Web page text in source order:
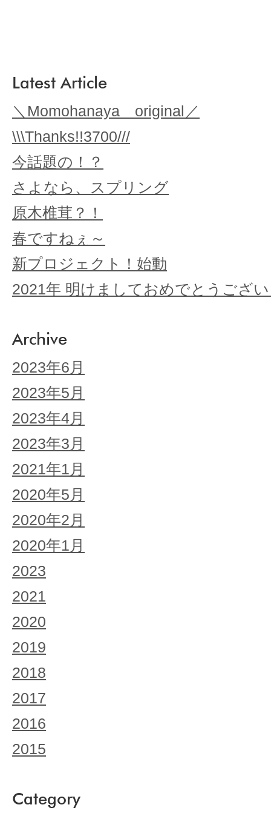
Latest Article
＼Momohanaya original／
\\\Thanks!!3700///
今話題の！？
さよなら、スプリング
原木椎茸？！
春ですねぇ～
新プロジェクト！始動
2021年 明けましておめでとうござ
Archive
2023年6月
2023年5月
2023年4月
2023年3月
2021年1月
2020年5月
2020年2月
2020年1月
2023
2021
2020
2019
2018
2017
2016
2015
Category